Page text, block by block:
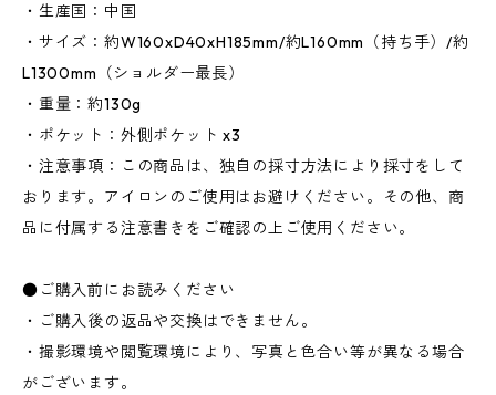
・生産国：中国
・サイズ：約W160xD40xH185mm/約L160mm（持ち手）/約
L1300mm（ショルダー最長）
・重量：約130g
・ポケット：外側ポケット x3
・注意事項：この商品は、独自の採寸方法により採寸をして
おります。アイロンのご使用はお避けください。その他、商
品に付属する注意書きをご確認の上ご使用ください。
●ご購入前にお読みください
・ご購入後の返品や交換はできません。
・撮影環境や閲覧環境により、写真と色合い等が異なる場合
がございます。